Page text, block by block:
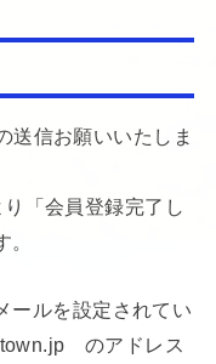
信お願いいたしま
「会員登録完了し
ールを設定されてい
のアドレス